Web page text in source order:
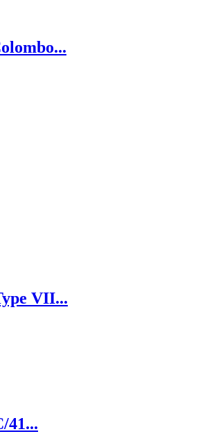
VII...
41...